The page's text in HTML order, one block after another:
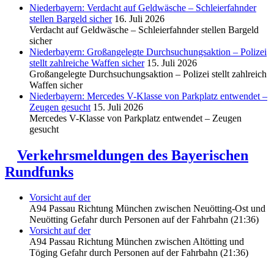
Niederbayern: Verdacht auf Geldwäsche – Schleierfahnder
stellen Bargeld sicher 16. Juli 2026
Verdacht auf Geldwäsche – Schleierfahnder stellen Bargeld
sicher
Niederbayern: Großangelegte Durchsuchungsaktion – Polizei
stellt zahlreiche Waffen sicher 15. Juli 2026
Großangelegte Durchsuchungsaktion – Polizei stellt zahlreich
Waffen sicher
Niederbayern: Mercedes V-Klasse von Parkplatz entwendet –
Zeugen gesucht 15. Juli 2026
Mercedes V-Klasse von Parkplatz entwendet – Zeugen
gesucht
Verkehrsmeldungen des Bayerischen
Rundfunks
Vorsicht auf der
A94 Passau Richtung München zwischen Neuötting-Ost und
Neuötting Gefahr durch Personen auf der Fahrbahn (21:36)
Vorsicht auf der
A94 Passau Richtung München zwischen Altötting und
Töging Gefahr durch Personen auf der Fahrbahn (21:36)